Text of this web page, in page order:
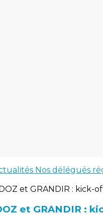
Nos délégués
et GRANDIR :